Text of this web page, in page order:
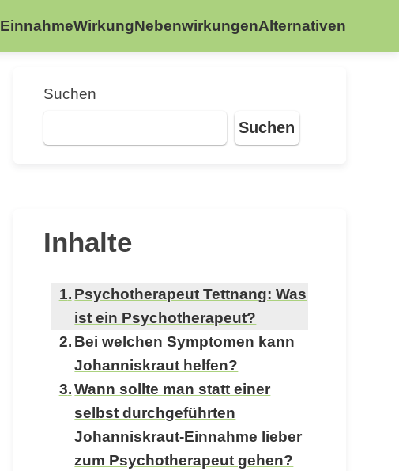
EinnahmeWirkungNebenwirkungenAlternativen
Suchen
Suchen
Inhalte
Psychotherapeut Tettnang: Was
ist ein Psychotherapeut?
Bei welchen Symptomen kann
Johanniskraut helfen?
Wann sollte man statt einer
selbst durchgeführten
Johanniskraut-Einnahme lieber
zum Psychotherapeut gehen?